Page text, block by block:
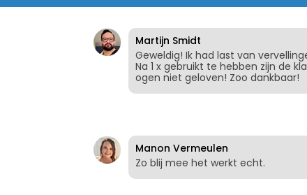
Martijn Smidt
Geweldig! Ik had last van
Na 1 x gebruikt te hebben zijn de
ogen niet geloven! Zoo dankbaar!
Manon Vermeulen
Zo blij mee het werkt echt.